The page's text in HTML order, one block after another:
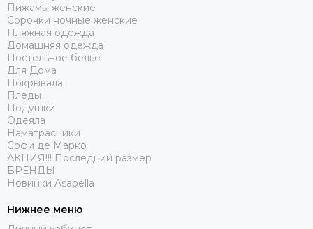
Пижамы женские
Сорочки ночные женские
Пляжная одежда
Домашняя одежда
Постельное белье
Для Дома
Покрывала
Пледы
Подушки
Одеяла
Наматрасники
Софи де Марко
АКЦИЯ!!! Последний размер
БРЕНДЫ
Новинки Asabella
Нижнее меню